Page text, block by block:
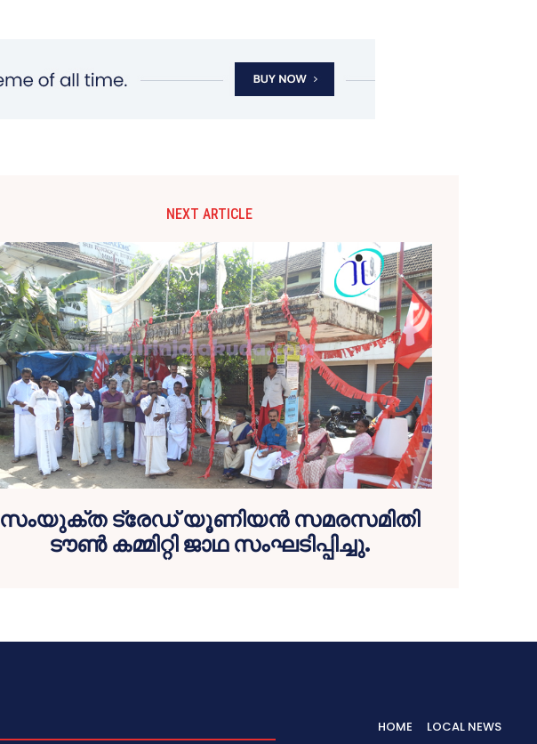
NEXT ARTICLE
സംയുക്ത ട്രേഡ് യൂണിയന്‍ സമരസമിതി
ടൗണ്‍ കമ്മിറ്റി ജാഥ സംഘടിപ്പിച്ചു.
HOME
LOCAL NEWS